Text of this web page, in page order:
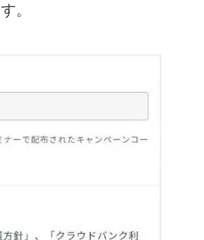
。